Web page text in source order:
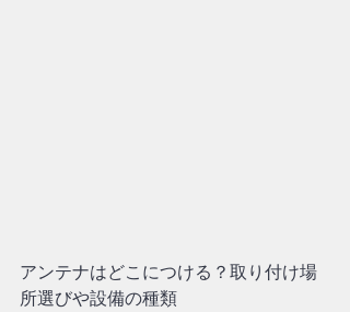
アンテナはどこにつける？取り付け場
所選びや設備の種類